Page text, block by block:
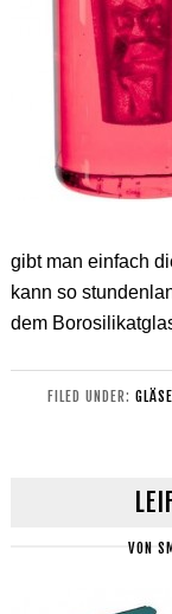
gibt man einfach
kann so
dem
FILED UNDER:
VON